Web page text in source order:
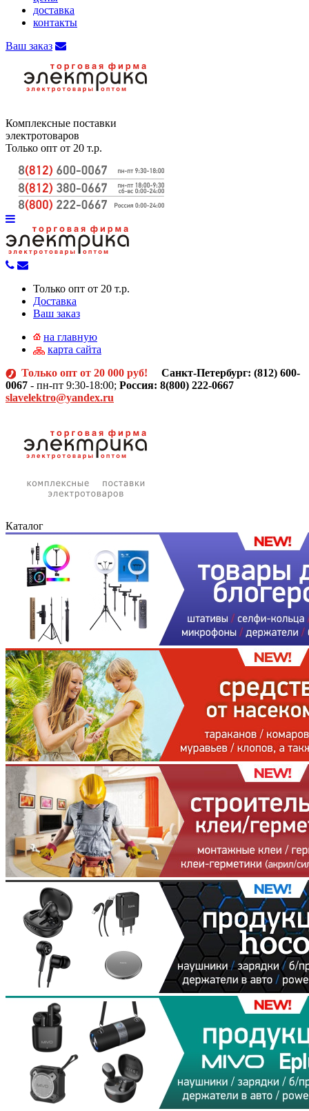
доставка
контакты
Ваш заказ
Комплексные поставки
электротоваров
Только опт от 20 т.р.
Только опт от 20 т.р.
Доставка
Ваш заказ
на главную
карта сайта
Только опт от 20 000 руб! Санкт-Петербург: (812) 600-
0067 - пн-пт 9:30-18:00; Россия: 8(800) 222-0667
slavelektro@yandex.ru
Каталог